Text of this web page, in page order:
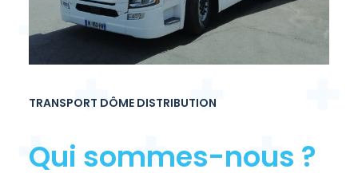
TRANSPORT DÔME DISTRIBUTION
Qui sommes-nous ?